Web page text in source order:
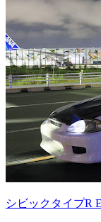
シビックタイプR